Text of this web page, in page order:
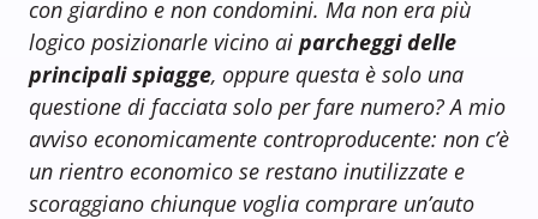
con giardino e non condomini. Ma non era più
logico posizionarle vicino ai parcheggi delle
principali spiagge, oppure questa è solo una
questione di facciata solo per fare numero? A mio
avviso economicamente controproducente: non c’è
un rientro economico se restano inutilizzate e
scoraggiano chiunque voglia comprare un’auto